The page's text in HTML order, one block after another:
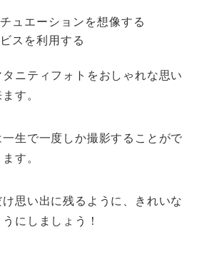
ュエーションを想像する
スを利用する
ニティフォトをおしゃれな思い
す。
生で一度しか撮影することがで
す。
思い出に残るように、きれいな
にしましょう！